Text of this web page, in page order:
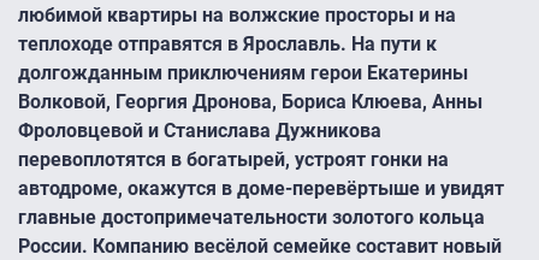
любимой квартиры на волжские просторы и на
теплоходе отправятся в Ярославль. На пути к
долгожданным приключениям герои Екатерины
Волковой, Георгия Дронова, Бориса Клюева, Анны
Фроловцевой и Станислава Дужникова
перевоплотятся в богатырей, устроят гонки на
автодроме, окажутся в доме-перевёртыше и увидят
главные достопримечательности золотого кольца
России. Компанию весёлой семейке составит новый